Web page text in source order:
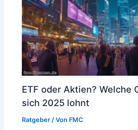
ETF oder Aktien? Welche
sich 2025 lohnt
Ratgeber / Von FMC